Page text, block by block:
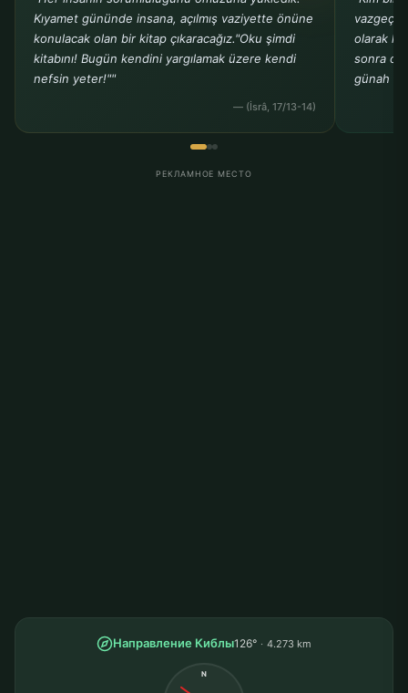
Kıyamet gününde insana, açılmış vaziyette önüne
konulacak olan bir kitap çıkaracağız."Oku şimdi
kitabını! Bugün kendini yargılamak üzere kendi
nefsin yeter!""
— (İsrâ, 17/13-14)
olarak
sonra
günah
РЕКЛАМНОЕ МЕСТО
Направление Киблы126° 4.273 km
N